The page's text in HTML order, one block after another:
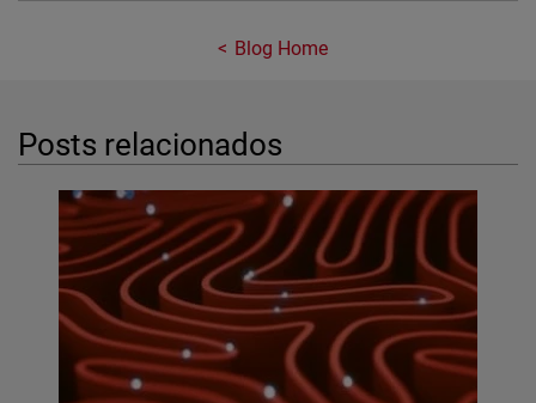
Blog Home
Posts relacionados